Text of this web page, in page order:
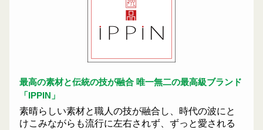
最高の素材と伝統の技が融合 唯一無二の最高級ブランド
「IPPIN」
素晴らしい素材と職人の技が融合し、時代の波にと
けこみながらも流行に左右されず、ずっと愛される